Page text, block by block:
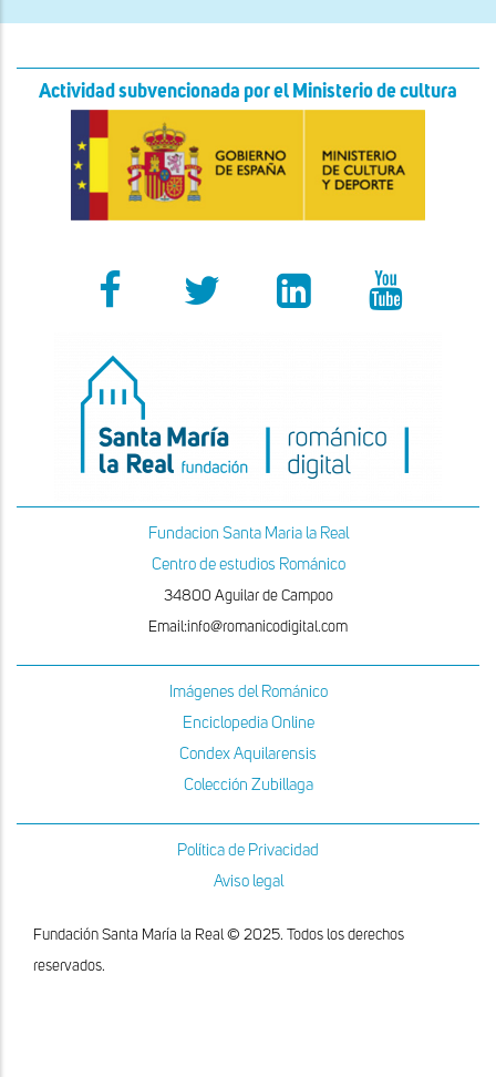
Actividad subvencionada por el Ministerio de cultura
Fundacion Santa Maria la Real
Centro de estudios Románico
34800 Aguilar de Campoo
Email:info@romanicodigital.com
Imágenes del Románico
Enciclopedia Online
Condex Aquilarensis
Colección Zubillaga
Política de Privacidad
Aviso legal
Fundación Santa María la Real © 2025. Todos los derechos
reservados.